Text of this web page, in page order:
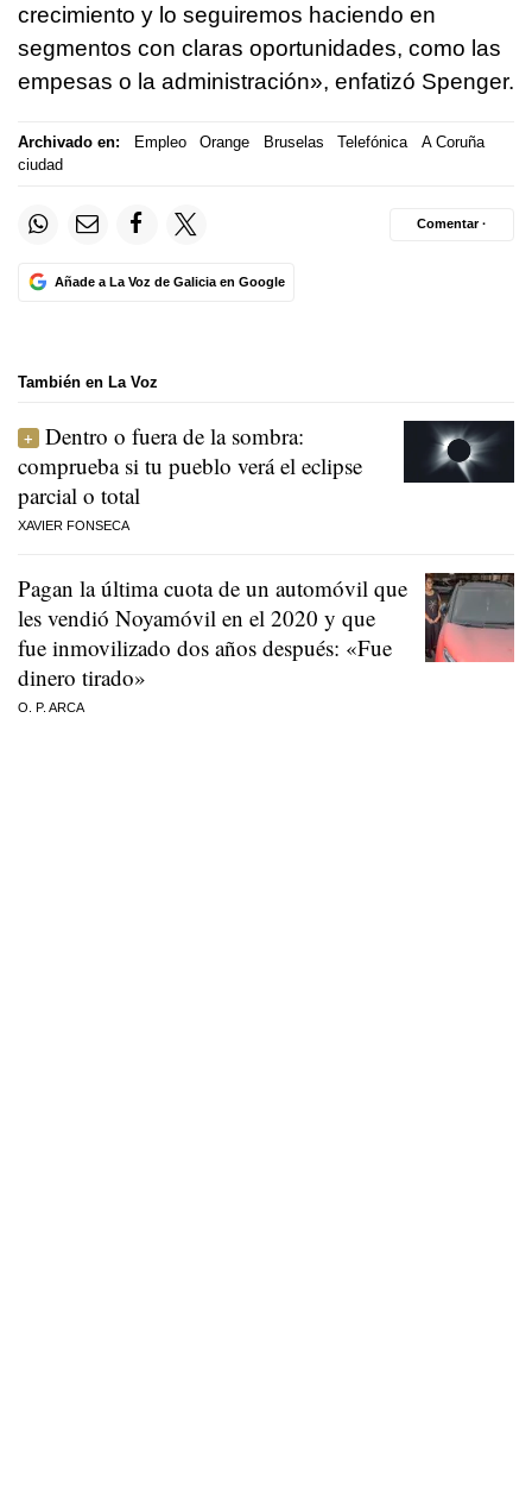
crecimiento y lo seguiremos haciendo en
segmentos con claras oportunidades, como las
empesas o la administración», enfatizó Spenger.
Archivado en: Empleo Orange Bruselas Telefónica
A Coruña
ciudad
Añade a La Voz de Galicia en Google
Comentar ·
También en La Voz
Dentro o fuera de la sombra:
comprueba si tu pueblo verá el eclipse
parcial o total
XAVIER FONSECA
Pagan la última cuota de un automóvil que
les vendió Noyamóvil en el 2020 y que
fue inmovilizado dos años después: «Fue
dinero tirado»
O. P. ARCA